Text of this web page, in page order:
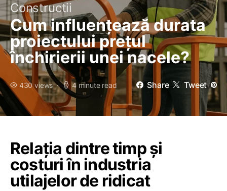
Constructii
Cum influențează durata
proiectului prețul
închirierii unei nacele?
430 views 4 minute read Share Tweet
Relația dintre timp și
costuri în industria
utilajelor de ridicat